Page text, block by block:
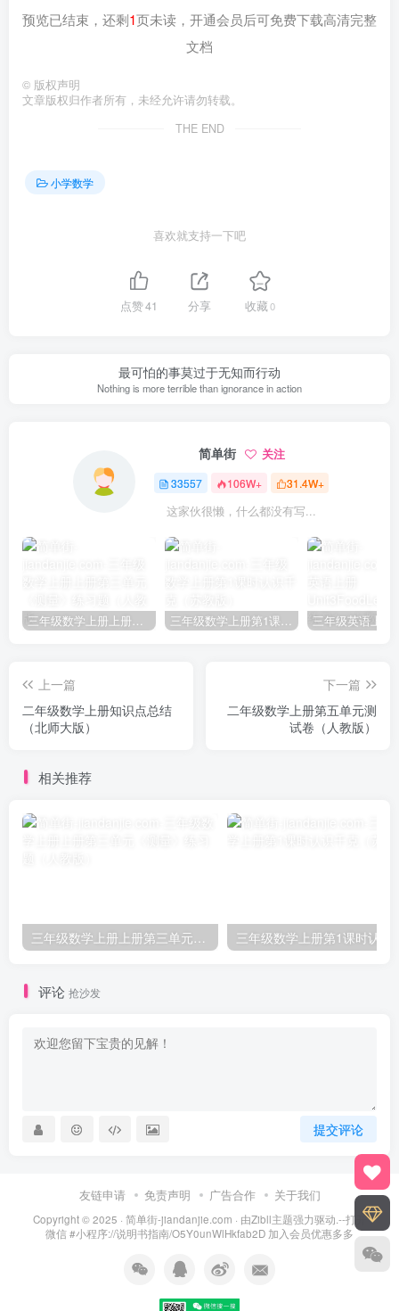
预览已结束，还剩1页未读，开通会员后可免费下载高清完整
文档
© 版权声明
文章版权归作者所有，未经允许请勿转载。
THE END
小学数学
喜欢就支持一下吧
点赞41 分享 收藏0
最可怕的事莫过于无知而行动
Nothing is more terrible than ignorance in action
简单街 关注
33557 106W+ 31.4W+
这家伙很懒，什么都没有写...
上一篇
二年级数学上册知识点总结
（北师大版）
下一篇
二年级数学上册第五单元测
试卷（人教版）
相关推荐
评论 抢沙发
提交评论
友链申请 免责声明 广告合作 关于我们
Copyright © 2025 · 简单街-jiandanjie.com · 由Zibll主题强力驱动.--打开
微信 #小程序://说明书指南/O5Y0unWlHkfab2D 加入会员优惠多多